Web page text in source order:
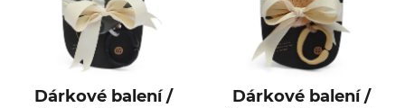
Dárkové balení /
Dárkové balení /